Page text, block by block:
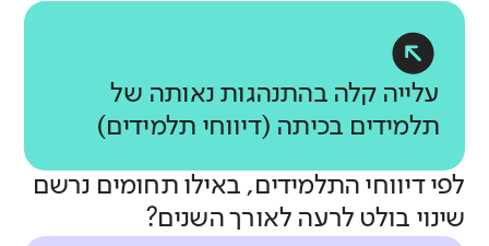
עלייה קלה בהתנהגות נאותה של
תלמידים בכיתה (דיווחי תלמידים)
לפי דיווחי התלמידים, באילו תחומים נרשם
שינוי בולט לרעה לאורך השנים?